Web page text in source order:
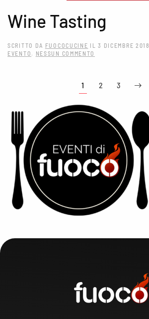
Wine Tasting
SCRITTO DA FUOCOCUCINE IL3 DICEMBRE 2018
EVENTO . NESSUN COMMENTO
1 2 3